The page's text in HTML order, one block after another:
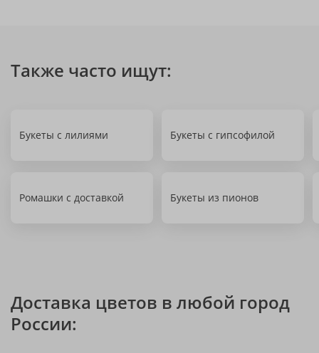
Также часто ищут:
Букеты с лилиями Букеты с гипсофилой
Ромашки с доставкой Букеты из пионов
Доставка цветов в любой город
России: